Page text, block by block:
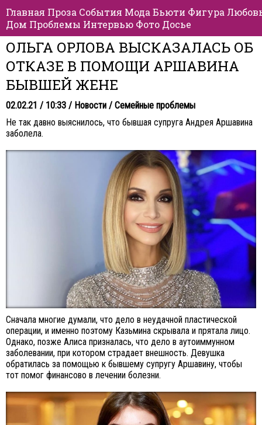
Главная Проза События Мода Бьюти Фигура
Дом Проблемы Интервью Фото Досье
ОЛЬГА ОРЛОВА ВЫСКАЗАЛАСЬ ОБ
ОТКАЗЕ В ПОМОЩИ АРШАВИНА
БЫВШЕЙ ЖЕНЕ
02.02.21 / 10:33 / Новости / Семейные проблемы
Не так давно выяснилось, что бывшая супруга Андрея Аршавина
заболела.
Сначала многие думали, что дело в неудачной пластической
операции, и именно поэтому Казьмина скрывала и прятала лицо.
Однако, позже Алиса призналась, что дело в аутоиммунном
заболевании, при котором страдает внешность. Девушка
обратилась за помощью к бывшему супругу Аршавину, чтобы
тот помог финансово в лечении болезни.